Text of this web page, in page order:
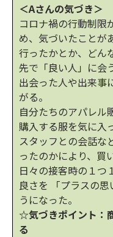
＜Aさんの気づき＞
コロナ禍の行動制限
め、気づいたことが
行ったかとか、どん
先で「良い人」に会
出会った人や出来事
がる。
自分たちのアパレル
購入する服を気に入
スタッフとの会話な
ったのかにより、買
日々の接客時の１つ
良さを 「プラスの
うになった。
☆気づきポイント：
る